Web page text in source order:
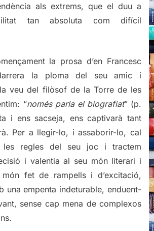
als extrems, que el duu a
tan absoluta com difícil
la prosa d’en Francesc
la ploma del seu amic i
veu del filòsof de la Torre de les
“només parla el biografiat” (p.
i ens sacseja, ens captivarà tant
Per a llegir-lo, i assaborir-lo, cal
les regles del seu joc i tractem
i valentia al seu món literari i
fet de rampells i d’excitació,
una empenta indeturable, enduent-
sense cap mena de complexos